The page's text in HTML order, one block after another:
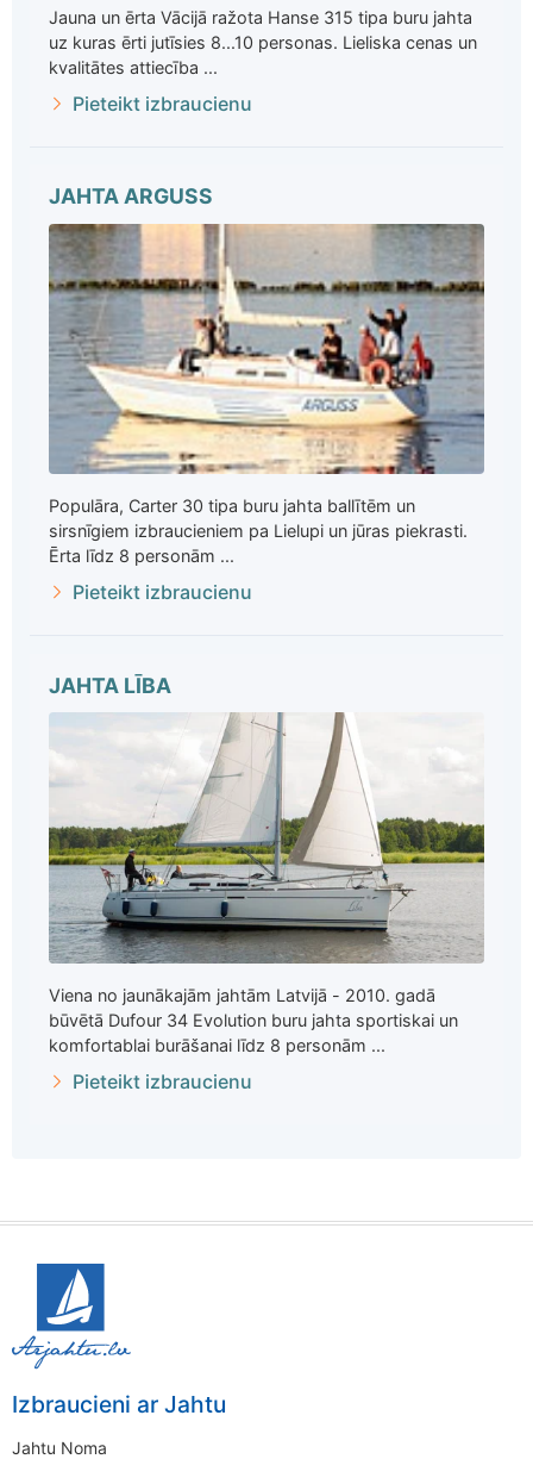
Jauna un ērta Vācijā ražota Hanse 315 tipa buru jahta
uz kuras ērti jutīsies 8...10 personas. Lieliska cenas un
kvalitātes attiecība ...
Pieteikt izbraucienu
JAHTA ARGUSS
Populāra, Carter 30 tipa buru jahta ballītēm un
sirsnīgiem izbraucieniem pa Lielupi un jūras piekrasti.
Ērta līdz 8 personām ...
Pieteikt izbraucienu
JAHTA LĪBA
Viena no jaunākajām jahtām Latvijā - 2010. gadā
būvētā Dufour 34 Evolution buru jahta sportiskai un
komfortablai burāšanai līdz 8 personām ...
Pieteikt izbraucienu
Izbraucieni ar Jahtu
Jahtu Noma